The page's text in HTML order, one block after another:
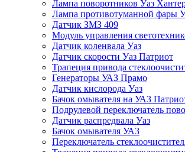
Лампа поворотников Уаз
Лампа противотуманной фары
Датчик ЗМЗ 409
Модуль управления
Датчик коленвала Уаз
Датчик скорости Уаз Патриот
Трапеция привода
Генераторы УАЗ Прамо
Датчик кислорода Уаз
Бачок омывателя на УАЗ
Подрулевой переключатель
Датчик распредвала Уаз
Бачок омывателя УАЗ
Переключатель